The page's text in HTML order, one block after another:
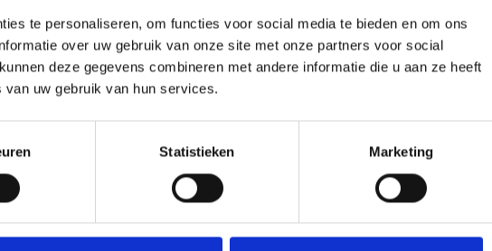
te personaliseren, om functies voor social media te bieden en om ons
over uw gebruik van onze site met onze partners voor social
deze gegevens combineren met andere informatie die u aan ze heeft
uw gebruik van hun services.
Statistieken Marketing
CATEGORIEËN
Clubnieuws
Junioren
Pupillen
Dames